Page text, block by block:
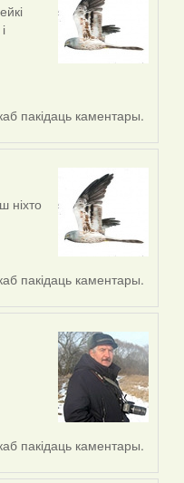
пакідаць каментары.
ніхто
пакідаць каментары.
пакідаць каментары.